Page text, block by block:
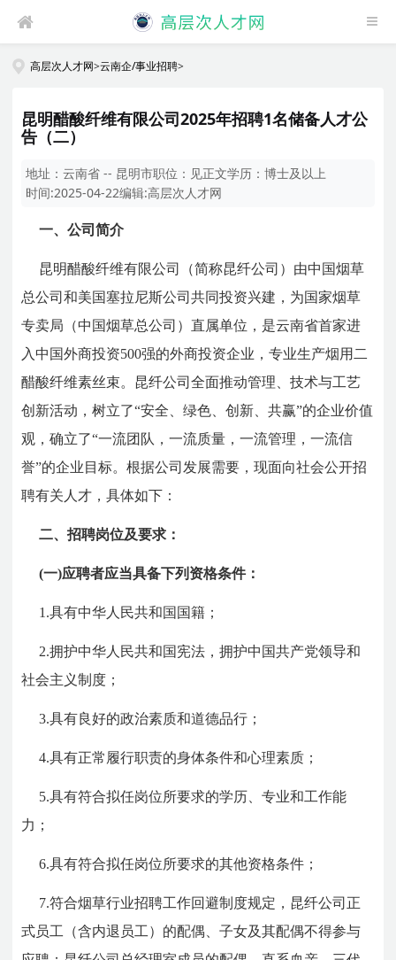
高层次人才网>云南企/事业招聘>
昆明醋酸纤维有限公司2025年招聘1名储备人才公
告（二）
地址：云南省 -- 昆明市职位： 见正文学历：博士及以上
时间:2025-04-22编辑:高层次人才网
一、公司简介
昆明醋酸纤维有限公司（简称昆纤公司）由中国烟草
总公司和美国塞拉尼斯公司共同投资兴建，为国家烟草
专卖局（中国烟草总公司）直属单位，是云南省首家进
入中国外商投资500强的外商投资企业，专业生产烟用二
醋酸纤维素丝束。昆纤公司全面推动管理、技术与工艺
创新活动，树立了“安全、绿色、创新、共赢”的企业价值
观，确立了“一流团队，一流质量，一流管理，一流信
誉”的企业目标。根据公司发展需要，现面向社会公开招
聘有关人才，具体如下：
二、招聘岗位及要求：
(一)应聘者应当具备下列资格条件：
1.具有中华人民共和国国籍；
2.拥护中华人民共和国宪法，拥护中国共产党领导和
社会主义制度；
3.具有良好的政治素质和道德品行；
4.具有正常履行职责的身体条件和心理素质；
5.具有符合拟任岗位所要求的学历、专业和工作能
力；
6.具有符合拟任岗位所要求的其他资格条件；
7.符合烟草行业招聘工作回避制度规定，昆纤公司正
式员工（含内退员工）的配偶、子女及其配偶不得参与